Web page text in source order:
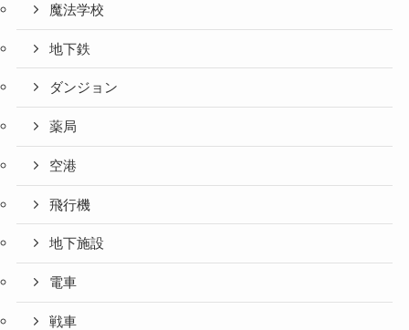
魔法学校
地下鉄
ダンジョン
薬局
空港
飛行機
地下施設
電車
戦車